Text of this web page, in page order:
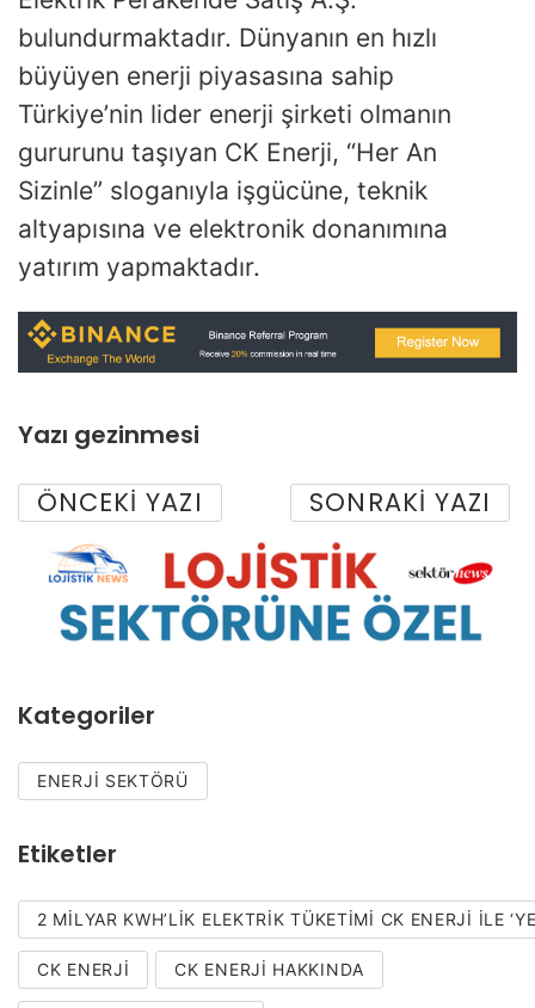
bulundurmaktadır. Dünyanın en hızlı
büyüyen enerji piyasasına sahip
Türkiye’nin lider enerji şirketi olmanın
gururunu taşıyan CK Enerji, “Her An
Sizinle” sloganıyla işgücüne, teknik
altyapısına ve elektronik donanımına
yatırım yapmaktadır.
Yazı gezinmesi
ÖNCEKI YAZI SONRAKI YAZI
Kategoriler
ENERJI SEKTÖRÜ
Etiketler
2 MILYAR KWH’LIK ELEKTRIK TÜKETIMI CK ENERJI ILE
CK ENERJI CK ENERJI HAKKINDA